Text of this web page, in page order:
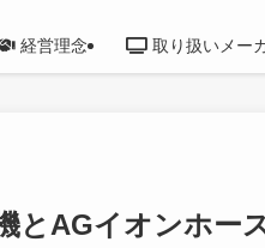
経営理念 取り扱いメー
とAGイオンホー